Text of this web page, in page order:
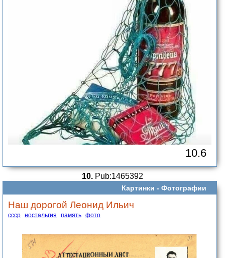
10.6
10. Pub:1465392
Картинки - Фотографии
Наш дорогой Леонид Ильич
ссср ностальгия память фото